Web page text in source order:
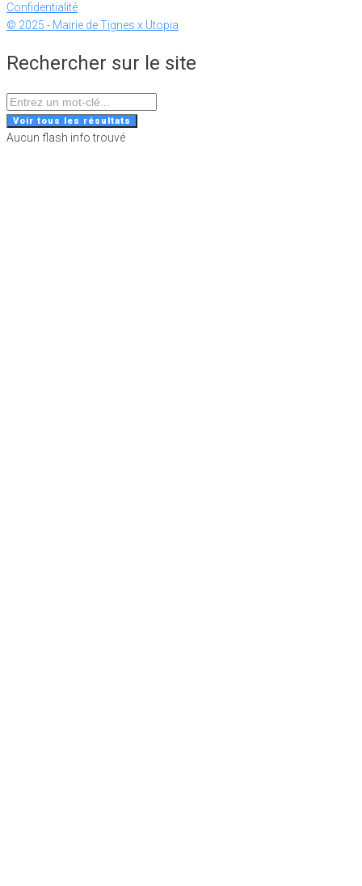
Confidentialité
© 2025 - Mairie de Tignes x Utopia
Rechercher sur le site
Search
...Voir tous les résultats
Aucun flash info trouvé